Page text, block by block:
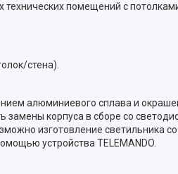
помещений с
стена).
алюминиевого сплава и
корпуса в сборе со
изготовление светильника
устройства TELEMANDO.